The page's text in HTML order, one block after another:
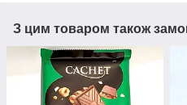
З цим товаром також